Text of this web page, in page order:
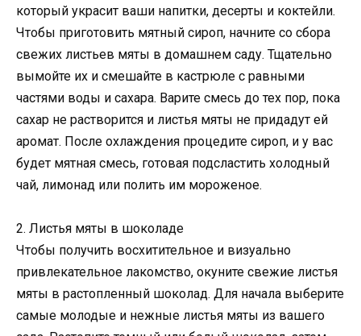
который украсит ваши напитки, десерты и коктейли.
Чтобы приготовить мятный сироп, начните со сбора
свежих листьев мяты в домашнем саду. Тщательно
вымойте их и смешайте в кастрюле с равными
частями воды и сахара. Варите смесь до тех пор, пока
сахар не растворится и листья мяты не придадут ей
аромат. После охлаждения процедите сироп, и у вас
будет мятная смесь, готовая подсластить холодный
чай, лимонад или полить им мороженое.
2. Листья мяты в шоколаде
Чтобы получить восхитительное и визуально
привлекательное лакомство, окуните свежие листья
мяты в растопленный шоколад. Для начала выберите
самые молодые и нежные листья мяты из вашего